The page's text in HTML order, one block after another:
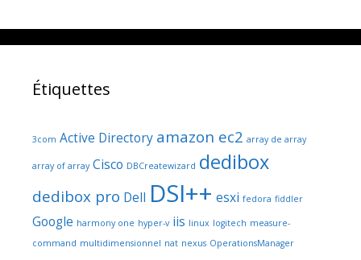
Étiquettes
3com Active Directory amazon ec2 array de array
array of array Cisco DBCreatewizard dedibox
dedibox pro Dell DSI++ esxi fedora fiddler
Google harmony one hyper-v iis linux logitech measure-
command multidimensionnel nat nexus OperationsManager